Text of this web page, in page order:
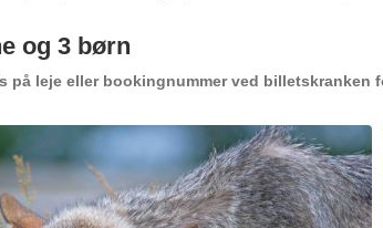
og 3 børn
på leje eller bookingnummer ved billetskranken